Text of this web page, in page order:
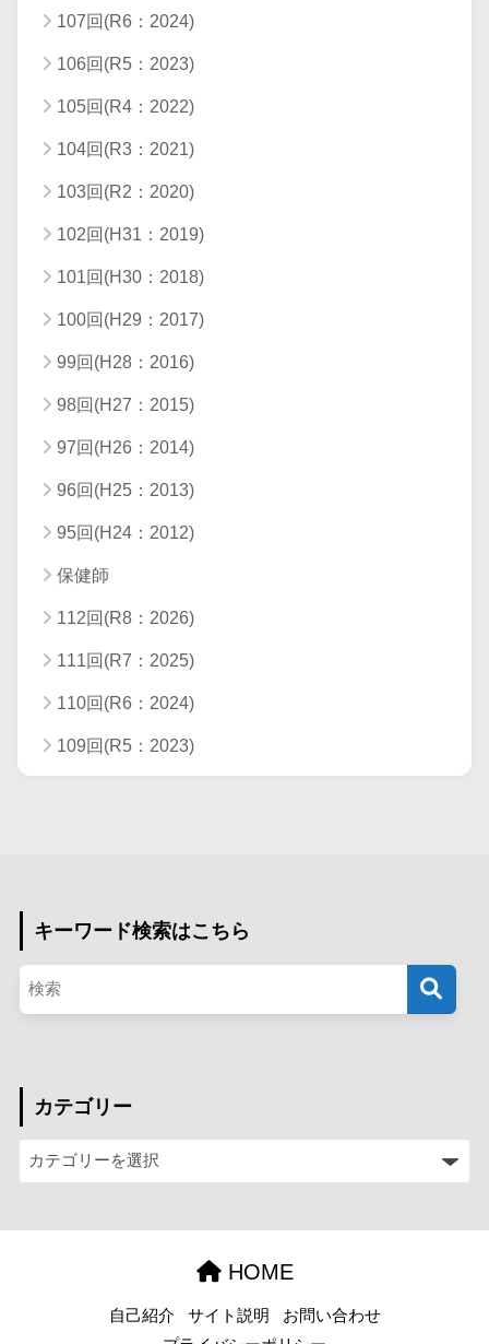
107回(R6：2024)
106回(R5：2023)
105回(R4：2022)
104回(R3：2021)
103回(R2：2020)
102回(H31：2019)
101回(H30：2018)
100回(H29：2017)
99回(H28：2016)
98回(H27：2015)
97回(H26：2014)
96回(H25：2013)
95回(H24：2012)
保健師
112回(R8：2026)
111回(R7：2025)
110回(R6：2024)
109回(R5：2023)
キーワード検索はこちら
カテゴリー
HOME
自己紹介 サイト説明
お問い合わせ